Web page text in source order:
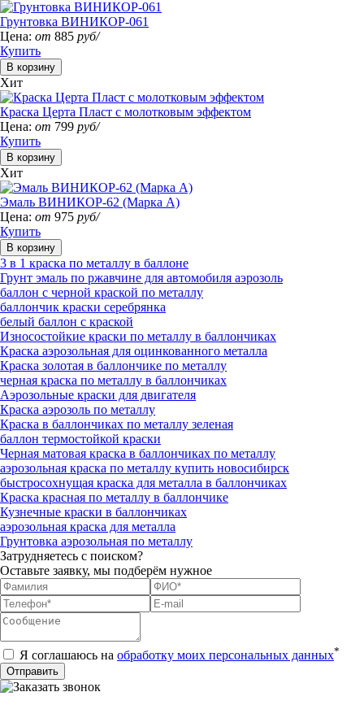
Грунтовка ВИНИКОР-061
Цена: от 885 руб/
Купить
Хит
Краска Церта Пласт с молотковым эффектом
Цена: от 799 руб/
Купить
Хит
Эмаль ВИНИКОР-62 (Марка А)
Цена: от 975 руб/
Купить
3 в 1 краска по металлу в баллоне
Грунт эмаль по ржавчине для автомобиля аэрозоль
баллон с черной краской по металлу
баллончик краски серебрянка
белый баллон с краской
Износостойкие краски по металлу в баллончиках
Краска аэрозольная для оцинкованного металла
Краска золотая в баллончике по металлу
черная краска по металлу в баллончиках
Аэрозольные краски для двигателя
Краска аэрозоль по металлу
Краска в баллончиках по металлу зеленая
баллон термостойкой краски
Черная матовая краска в баллончиках по металлу
аэрозольная краска по металлу купить новосибирск
быстросохнущая краска для металла в баллончиках
Краска красная по металлу в баллончике
Кузнечные краски в баллончиках
аэрозольная краска для металла
Грунтовка аэрозольная по металлу
Затрудняетесь с поиском?
Оставьте заявку, мы подберём нужное
Я соглашаюсь на обработку моих персональных данных*